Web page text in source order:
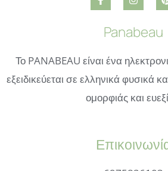
Panabeau
Το PANABEAU είναι ένα
εξειδικεύεται σε ελληνικά φυσικά
ομορφιάς και